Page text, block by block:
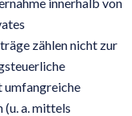
zählen nicht zur
umfangreiche
a. mittels